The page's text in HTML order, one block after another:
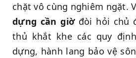
chặt vô cùng nghiêm ngặt.
dựng cần giờđòi hỏi chủ
thủ khắt khe các quy
dựng, hành lang bảo vệ